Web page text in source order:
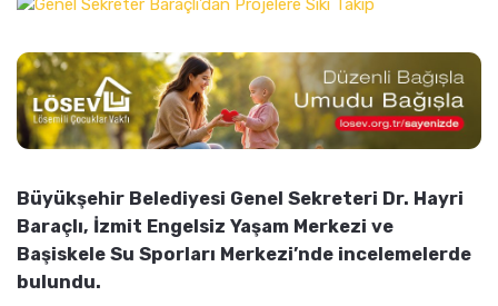
Büyükşehir Belediyesi Genel Sekreteri Dr. Hayri
Baraçlı, İzmit Engelsiz Yaşam Merkezi ve
Başiskele Su Sporları Merkezi’nde incelemelerde
bulundu.